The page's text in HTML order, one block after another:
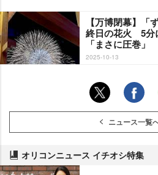
【万博閉幕】「
終日の花火 5分
「まさに圧巻」
2025-10-13
ニュース一覧
オリコンニュース イチオシ特集